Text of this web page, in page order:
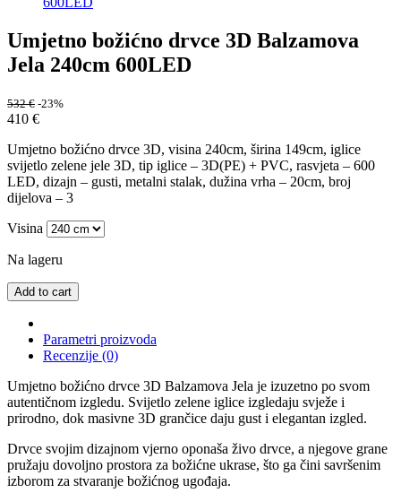
Umjetno božićno drvce 3D Balzamova
Jela 240cm 600LED
532€ -23%
410 €
Umjetno božićno drvce 3D, visina 240cm, širina 149cm, iglice
svijetlo zelene jele 3D, tip iglice – 3D(PE) + PVC, rasvjeta – 600
LED, dizajn – gusti, metalni stalak, dužina vrha – 20cm, broj
dijelova – 3
Visina
Na lageru
Add to cart
Parametri proizvoda
Recenzije (0)
Umjetno božićno drvce 3D Balzamova Jela je izuzetno po svom
autentičnom izgledu. Svijetlo zelene iglice izgledaju svježe i
prirodno, dok masivne 3D grančice daju gust i elegantan izgled.
Drvce svojim dizajnom vjerno oponaša živo drvce, a njegove grane
pružaju dovoljno prostora za božićne ukrase, što ga čini savršenim
izborom za stvaranje božićnog ugođaja.